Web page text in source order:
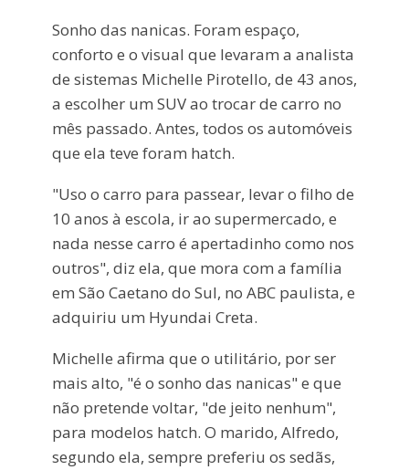
Sonho das nanicas. Foram espaço,
conforto e o visual que levaram a analista
de sistemas Michelle Pirotello, de 43 anos,
a escolher um SUV ao trocar de carro no
mês passado. Antes, todos os automóveis
que ela teve foram hatch.
"Uso o carro para passear, levar o filho de
10 anos à escola, ir ao supermercado, e
nada nesse carro é apertadinho como nos
outros", diz ela, que mora com a família
em São Caetano do Sul, no ABC paulista, e
adquiriu um Hyundai Creta.
Michelle afirma que o utilitário, por ser
mais alto, "é o sonho das nanicas" e que
não pretende voltar, "de jeito nenhum",
para modelos hatch. O marido, Alfredo,
segundo ela, sempre preferiu os sedãs,